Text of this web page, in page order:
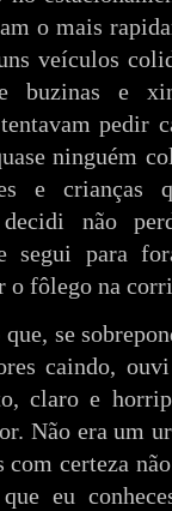
o mais
veículos
buzinas e
pedir
ninguém
e crianças
não
segui para
o fôlego na
caindo,
claro e
Não era um
com certeza
eu